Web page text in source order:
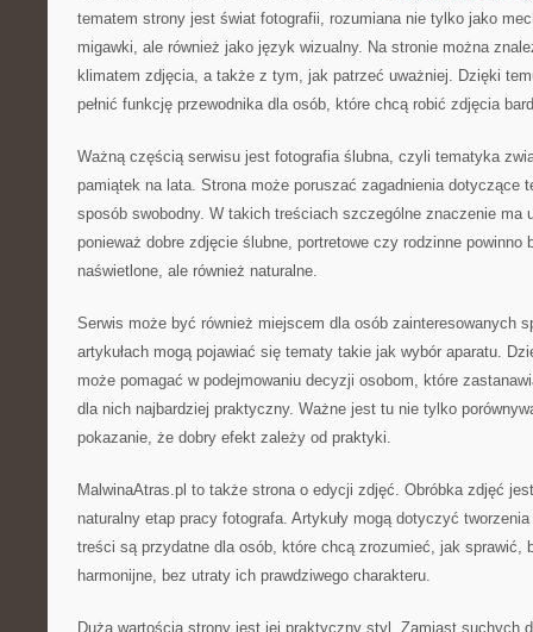
tematem strony jest świat fotografii, rozumiana nie tylko jako
migawki, ale również jako język wizualny. Na stronie można
klimatem zdjęcia, a także z tym, jak patrzeć uważniej. Dzięki
pełnić funkcję przewodnika dla osób, które chcą robić zdjęcia
Ważną częścią serwisu jest fotografia ślubna, czyli tematyka
pamiątek na lata. Strona może poruszać zagadnienia dotyczące
sposób swobodny. W takich treściach szczególne znaczenie ma
ponieważ dobre zdjęcie ślubne, portretowe czy rodzinne powinno
naświetlone, ale również naturalne.
Serwis może być również miejscem dla osób zainteresowanych
artykułach mogą pojawiać się tematy takie jak wybór aparatu.
może pomagać w podejmowaniu decyzji osobom, które
dla nich najbardziej praktyczny. Ważne jest tu nie tylko
pokazanie, że dobry efekt zależy od praktyki.
MalwinaAtras.pl to także strona o edycji zdjęć. Obróbka zdjęć
naturalny etap pracy fotografa. Artykuły mogą dotyczyć
treści są przydatne dla osób, które chcą zrozumieć, jak sprawić,
harmonijne, bez utraty ich prawdziwego charakteru.
Dużą wartością strony jest jej praktyczny styl. Zamiast suchych